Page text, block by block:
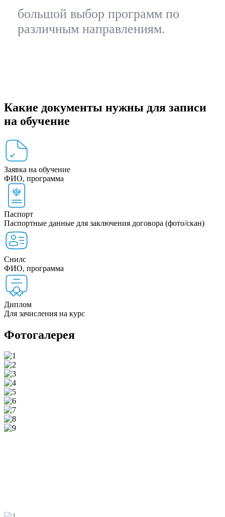
большой выбор программ по
различным направлениям.
Какие документы нужны для записи
на обучение
Заявка на обучение
ФИО, программа
Паспорт
Паспортные данные для заключения договора (фото/скан)
Снилс
ФИО, программа
Диплом
Для зачисления на курс
Фотогалерея